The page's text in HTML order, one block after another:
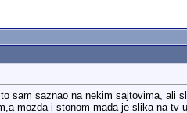
sam saznao na nekim sajtovima, ali
mozda i stonom mada je slika na